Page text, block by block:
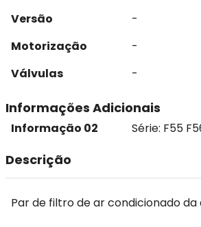
Versão
-
Motorização
-
Válvulas
-
Informações Adicionais
Informação 02 Série: F55
Descrição
Par de filtro de ar condicionado da